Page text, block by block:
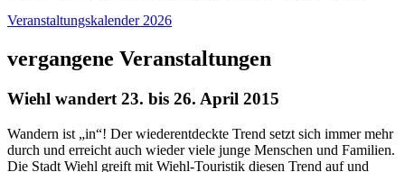
Veranstaltungskalender 2026
vergangene Veranstaltungen
Wiehl wandert 23. bis 26. April 2015
Wandern ist „in“! Der wiederentdeckte Trend setzt sich immer mehr
durch und erreicht auch wieder viele junge Menschen und Familien.
Die Stadt Wiehl greift mit Wiehl-Touristik diesen Trend auf und